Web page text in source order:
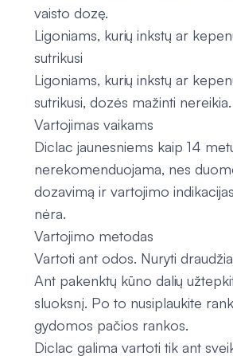
vaisto dozę.
Ligoniams, kurių inkstų ar
sutrikusi
Ligoniams, kurių inkstų ar
sutrikusi, dozės mažinti nereikia.
Vartojimas vaikams
Diclac jaunesniems kaip 14
nerekomenduojama, nes
dozavimą ir vartojimo
nėra.
Vartojimo metodas
Vartoti ant odos. Nuryti
Ant pakenktų kūno dalių
sluoksnį. Po to nusiplaukite
gydomos pačios rankos.
Diclac galima vartoti tik ant